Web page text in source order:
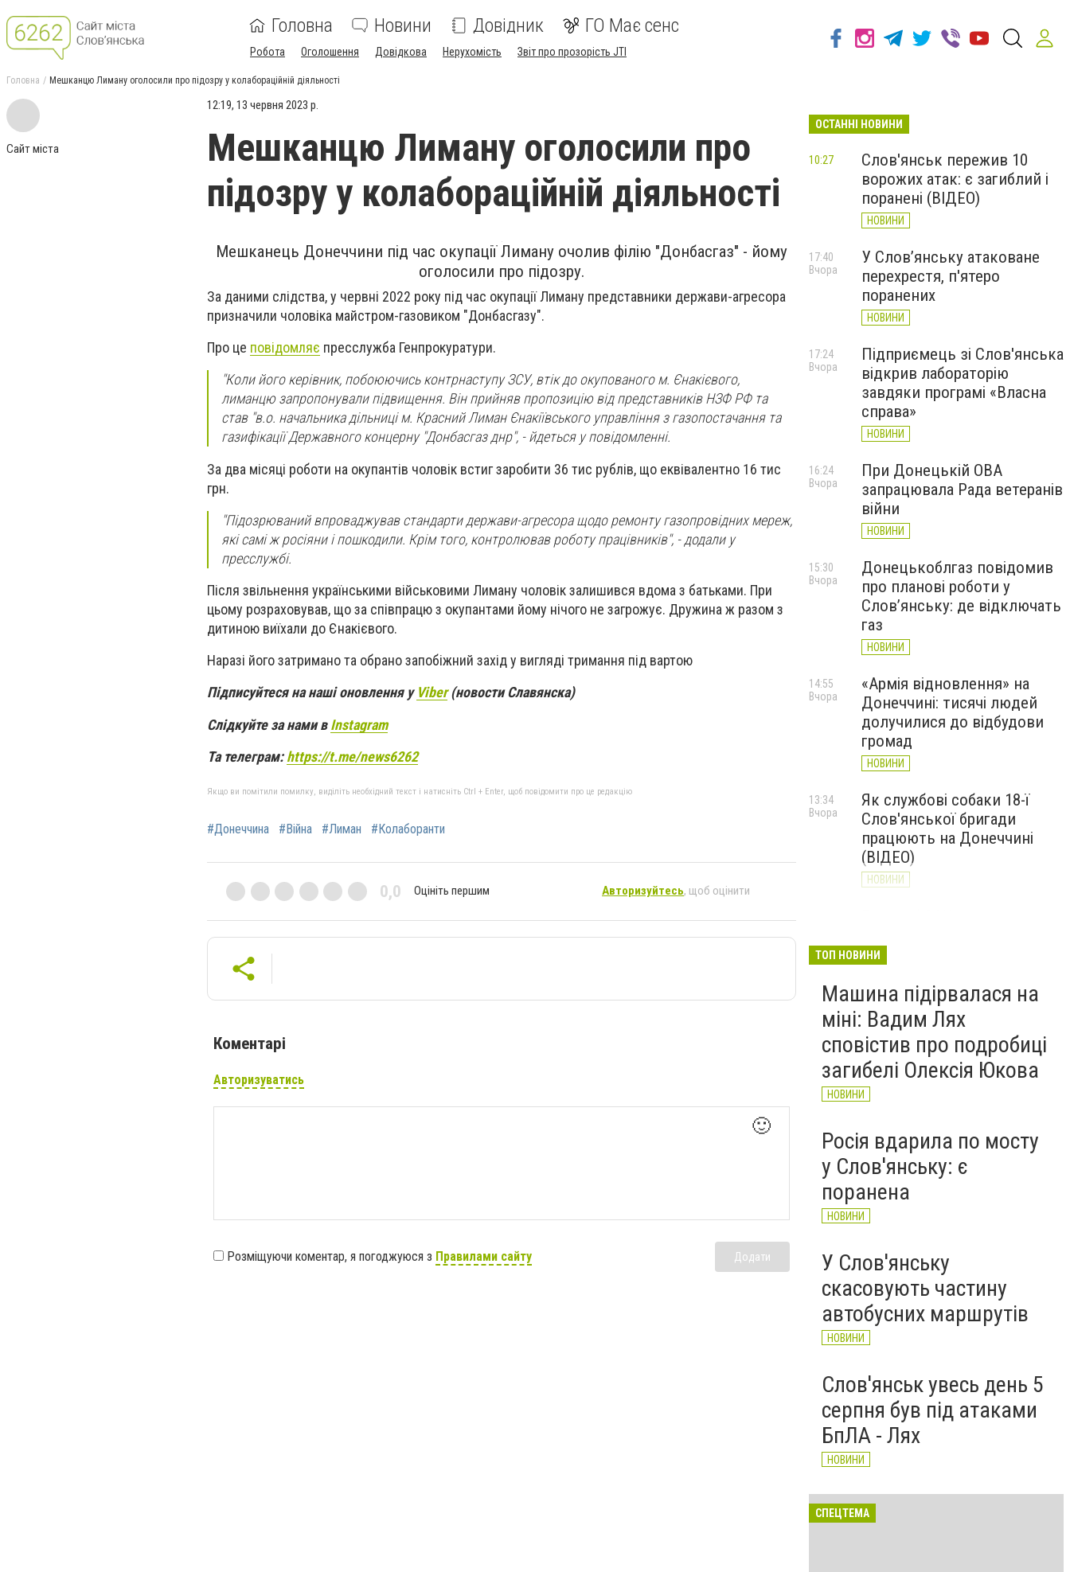
Головна Новини Довідник ГО Має сенс
Робота Оголошення Довідкова Нерухомість Звіт про прозорість JTI
Головна Мешканцю Лиману оголосили про підозру у колабораційній діяльності
Сайт міста
12:19, 13 червня 2023 р.
Мешканцю Лиману оголосили про
підозру у колабораційній діяльності
Мешканець Донеччини під час окупації Лиману очолив філію "Донбасгаз" - йому
оголосили про підозру.
За даними слідства, у червні 2022 року під час окупації Лиману представники держави-агресора
призначили чоловіка майстром-газовиком "Донбасгазу".
Про це повідомляє пресслужба Генпрокуратури.
"Коли його керівник, побоюючись контрнаступу ЗСУ, втік до окупованого м. Єнакієвого,
лиманцю запропонували підвищення. Він прийняв пропозицію від представників НЗФ РФ та
став "в.о. начальника дільниці м. Красний Лиман Єнакіївського управління з газопостачання та
газифікації Державного концерну "Донбасгаз днр", - йдеться у повідомленні.
За два місяці роботи на окупантів чоловік встиг заробити 36 тис рублів, що еквівалентно 16 тис
грн.
"Підозрюваний впроваджував стандарти держави-агресора щодо ремонту газопровідних мереж,
які самі ж росіяни і пошкодили. Крім того, контролював роботу працівників", - додали у
пресслужбі.
Після звільнення українськими військовими Лиману чоловік залишився вдома з батьками. При
цьому розраховував, що за співпрацю з окупантами йому нічого не загрожує. Дружина ж разом з
дитиною виїхали до Єнакієвого.
Наразі його затримано та обрано запобіжний захід у вигляді тримання під вартою
Підписуйтеся на наші оновлення у Viber(новости Славянска)
Слідкуйте за нами вInstagram
Та телеграм:https://t.me/news6262
Якщо ви помітили помилку, виділіть необхідний текст і натисніть Ctrl + Enter, щоб повідомити про це редакцію
#Донеччина #Війна #Лиман #Колаборанти
0,0 Оцініть першим Авторизуйтесь, щоб оцінити
Коментарі
Авторизуватись
🙂
Розміщуючи коментар, я погоджуюся з Правилами сайту Додати
ОСТАННІ НОВИНИ
Слов'янськ пережив 10
ворожих атак: є загиблий і
поранені (ВІДЕО)
НОВИНИ
10:27
У Слов’янську атаковане
перехрестя, п'ятеро
поранених
НОВИНИ
17:40
Вчора
Підприємець зі Слов'янська
відкрив лабораторію
завдяки програмі «Власна
справа»
НОВИНИ
17:24
Вчора
При Донецькій ОВА
запрацювала Рада ветеранів
війни
НОВИНИ
16:24
Вчора
Донецькоблгаз повідомив
про планові роботи у
Слов’янську: де відключать
газ
НОВИНИ
15:30
Вчора
«Армія відновлення» на
Донеччині: тисячі людей
долучилися до відбудови
громад
НОВИНИ
14:55
Вчора
Як службові собаки 18-ї
Слов'янської бригади
працюють на Донеччині
(ВІДЕО)
НОВИНИ
13:34
Вчора
та найближчих напрямках
ТОП НОВИНИ
Машина підірвалася на
міні: Вадим Лях
сповістив про подробиці
загибелі Олексія Юкова
НОВИНИ
Росія вдарила по мосту
у Слов'янську: є
поранена
НОВИНИ
У Слов'янську
скасовують частину
автобусних маршрутів
НОВИНИ
Слов'янськ увесь день 5
серпня був під атаками
БпЛА - Лях
НОВИНИ
СПЕЦТЕМА